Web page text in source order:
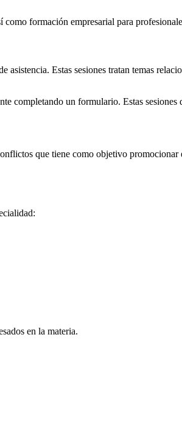
formación empresarial para
Estas sesiones tratan temas
completando un formulario. Estas
que tiene como objetivo
en la materia.